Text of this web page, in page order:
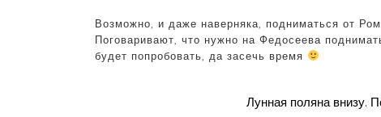
Возможно, и даже наверняка, подниматься от
Поговаривают, что нужно на Федосеева
будет попробовать, да засечь время
Лунная поляна внизу.